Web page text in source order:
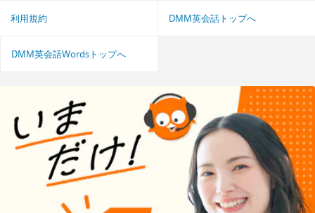
利用規約 DMM英会話トップへ
DMM英会話Wordsトップへ